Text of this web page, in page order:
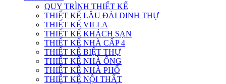
QUY TRÌNH THIẾT KẾ
THIẾT KẾ LÂU ĐÀI DINH THỰ
THIẾT KẾ VILLA
THIẾT KẾ KHÁCH SẠN
THIẾT KẾ NHÀ CẤP 4
THIẾT KẾ BIỆT THỰ
THIẾT KẾ NHÀ ỐNG
THIẾT KẾ NHÀ PHỐ
THIẾT KẾ NỘI THẤT